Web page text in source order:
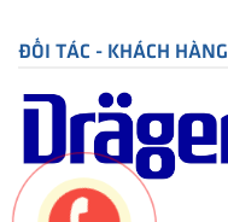
ĐỐI TÁC - KHÁCH HÀNG